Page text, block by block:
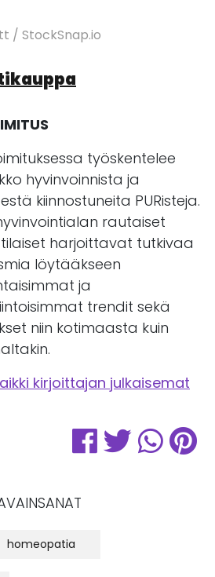
/ StockSnap.io
työskentelee
hyvinvoinnista ja
kiinnostuneita PURisteja.
rautaiset
harjoittavat tutkivaa
löytääkseen
ja
trendit sekä
niin kotimaasta kuin
kirjoittajan julkaisemat
homeopatia